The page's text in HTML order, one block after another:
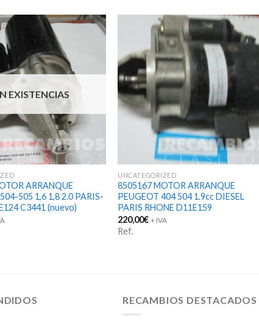
EXISTENCIAS
ARRANQUE
505 1,6 1,8 2.0 PARIS-
C3441 (nuevo)
UNCATEGORIZED
8505167 MOTOR ARRANQUE
PEUGEOT 404 504 1.9cc DIESEL
PARIS RHONE D11E159
220,00€ + IVA
Ref.
RECAMBIOS DESTACADOS